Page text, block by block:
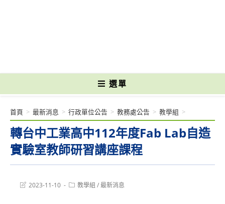
選單
轉台中工業高中112年度Fab Lab自造
實驗室教師研習講座課程
首頁 > 最新消息 > 行政單位公告 > 教務處公告 > 教學組 >
Post2023-11-10
Post教學組 /最新消息